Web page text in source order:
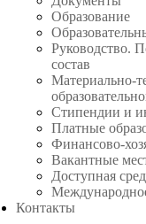
Образование
Руководство.
состав
Материально-
Стипендии и
Платные
Финансово-
Вакантные
Доступная
Контакты